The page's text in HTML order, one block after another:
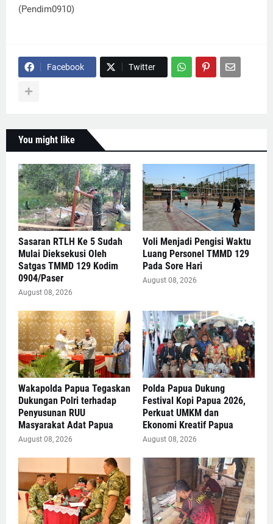
(Pendim0910)
Facebook Twitter
You might like
Sasaran RTLH Ke 5 Sudah
Mulai Dieksekusi Oleh
Satgas TMMD 129 Kodim
0904/Paser
August 08, 2026
Voli Menjadi Pengisi Waktu
Luang Personel TMMD 129
Pada Sore Hari
August 08, 2026
Wakapolda Papua Tegaskan
Dukungan Polri terhadap
Penyusunan RUU
Masyarakat Adat Papua
August 08, 2026
Polda Papua Dukung
Festival Kopi Papua 2026,
Perkuat UMKM dan
Ekonomi Kreatif Papua
August 08, 2026